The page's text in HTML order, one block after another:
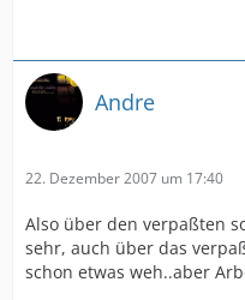
Andre
22. Dezember 2007 um 17:40
Also über den verpaßten
sehr, auch über das
schon etwas weh..aber